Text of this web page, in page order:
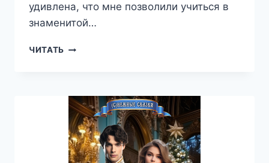
удивлена, что мне позволили учиться в
знаменитой…
ЧИТАТЬ ГЛАЗА
—
ТАТЬЯНА
ЗАХАРОВА